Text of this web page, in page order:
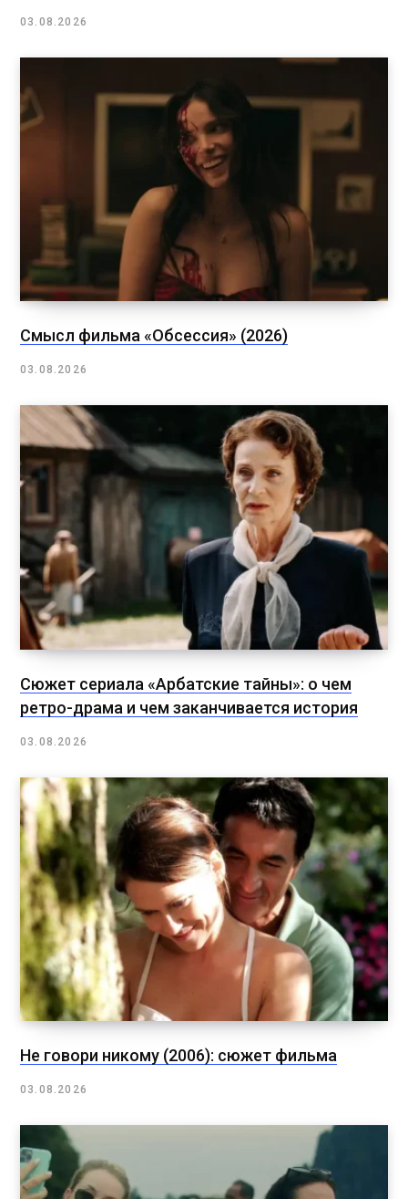
03.08.2026
Смысл фильма «Обсессия» (2026)
03.08.2026
Сюжет сериала «Арбатские тайны»: о чем
ретро-драма и чем заканчивается история
03.08.2026
Не говори никому (2006): сюжет фильма
03.08.2026